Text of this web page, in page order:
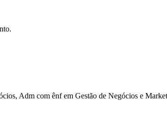
Adm com ênf em Gestão de Negócios e